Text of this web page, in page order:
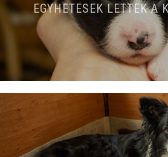
EGYHETESEK LETTEK A